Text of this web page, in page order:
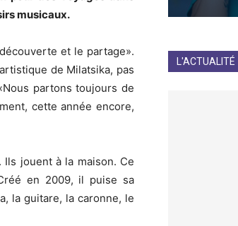
musicaux.
et le partage».
de Milatsika, pas
partons toujours de
cette année encore,
jouent à la maison. Ce
en 2009, il puise sa
la guitare, la caronne, le
L'ACTUALITÉ